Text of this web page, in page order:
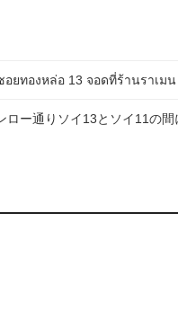
อยทองหล่อ 13 จอดที่ร้านราเมน
ロー通りソイ13とソイ11の